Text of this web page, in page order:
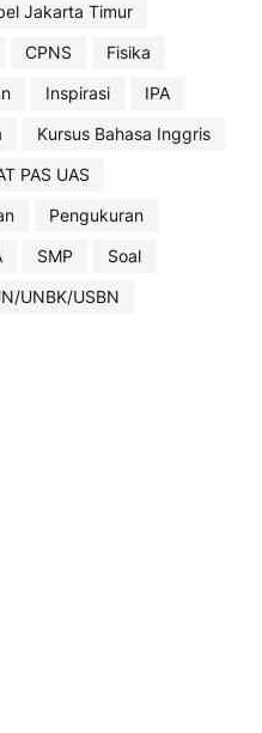
Jakarta Timur
CPNS
Fisika
Inspirasi
IPA
Kursus Bahasa Inggris
PAS UAS
Pengukuran
SMP
Soal
UNBK/USBN